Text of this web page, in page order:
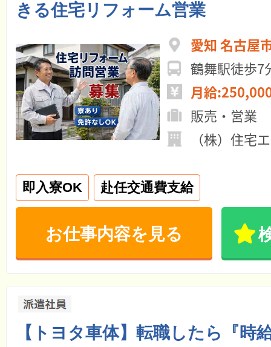
きる住宅リフォーム営業
愛知 名古屋
鶴舞駅徒歩7
月給
販売・営業
（株）住宅
即入寮OK 赴任交通費支給
お仕事内容を見る
【トヨタ車体】転職したら『時